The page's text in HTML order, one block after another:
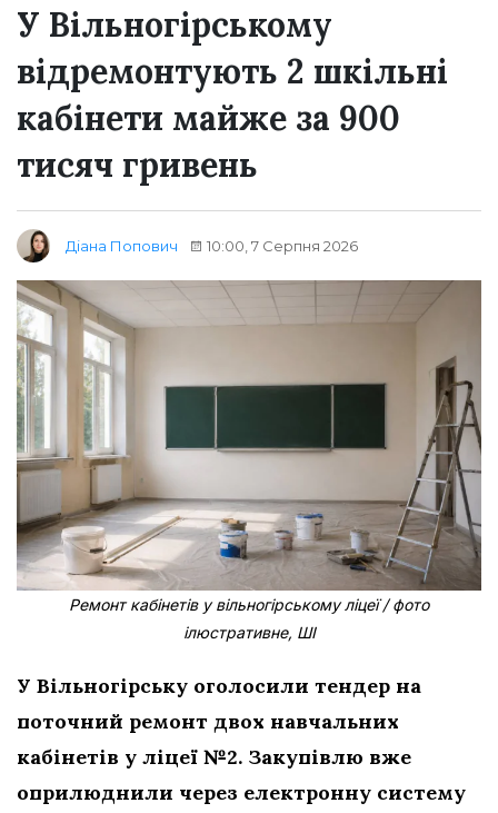
У Вільногірському
відремонтують 2 шкільні
кабінети майже за 900
тисяч гривень
Діана Попович 10:00, 7 Серпня 2026
Ремонт кабінетів у вільногірському ліцеї / фото
ілюстративне, ШІ
У Вільногірську оголосили тендер на
поточний ремонт двох навчальних
кабінетів у ліцеї №2. Закупівлю вже
оприлюднили через електронну систему